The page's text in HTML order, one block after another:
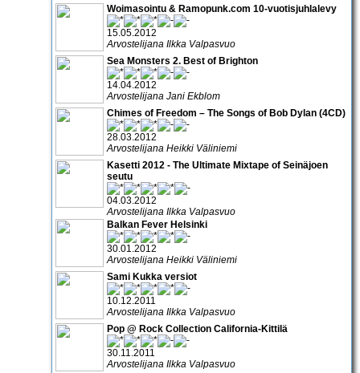
Woimasointu & Ramopunk.com 10-vuotisjuhlalevy
15.05.2012
Arvostelijana Ilkka Valpasvuo
Sea Monsters 2. Best of Brighton
14.04.2012
Arvostelijana Jani Ekblom
Chimes of Freedom – The Songs of Bob Dylan (4CD)
28.03.2012
Arvostelijana Heikki Väliniemi
Kasetti 2012 - The Ultimate Mixtape of Seinäjoen
seutu
04.03.2012
Arvostelijana Ilkka Valpasvuo
Balkan Fever Helsinki
30.01.2012
Arvostelijana Heikki Väliniemi
Sami Kukka versiot
10.12.2011
Arvostelijana Ilkka Valpasvuo
Pop @ Rock Collection California-Kittilä
30.11.2011
Arvostelijana Ilkka Valpasvuo